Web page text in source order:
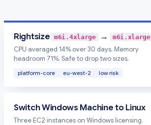
Rightsize m6i.4xlarge → m6i.xlarge
CPU averaged 14% over 30 days. Memory
headroom 71%. Safe to drop two sizes.
platform-core eu-west-2 low risk
Switch Windows Machine to Linux
Three EC2 instances on Windows licensing.